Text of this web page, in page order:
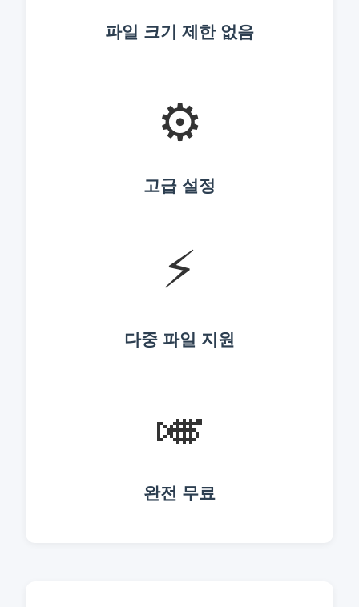
파일 크기 제한 없음
⚙️
고급 설정
⚡
다중 파일 지원
🎺
완전 무료